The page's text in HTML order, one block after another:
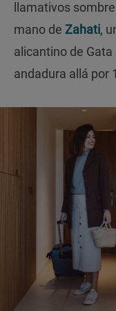
llamativos
mano de Zahati,
alicantino de
andadura allá por